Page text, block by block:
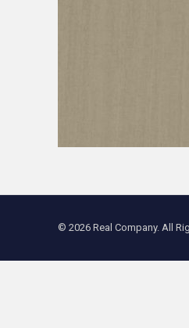
© 2026 Real Company. All